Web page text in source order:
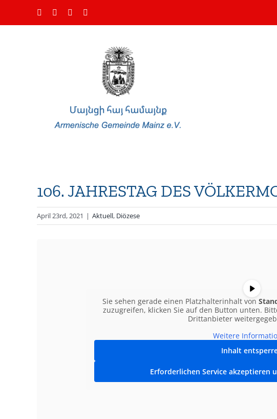
FacebookInstagramYouTube
106. JAHRESTAG DES
April 23rd, 2021 | Aktuell, Diözese
Sie sehen gerade einen Platzhalterinhalt von
zuzugreifen, klicken Sie auf den Button unten.
Drittanbieter
Weitere
Inhalt
Erforderlichen Service akzeptieren